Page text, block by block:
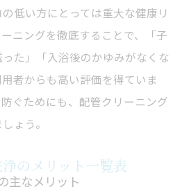
低い方にとっては重大な健康リ
ニングを徹底することで、「子
た」「入浴後のかゆみがなくな
者からも高い評価を得ていま
ぐためにも、配管クリーニング
ょう。
のメリット一覧表
主なメリット